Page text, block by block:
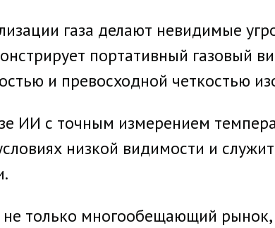
газа делают невидимые
портативный газовый
и превосходной четкостью
ИИ с точным измерением
низкой видимости и
только многообещающий рынок,